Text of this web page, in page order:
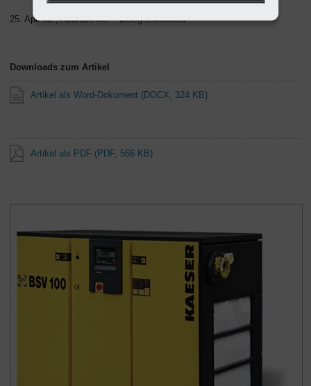
25. Apr. 02 , Abdruck frei – Beleg erwünscht
Downloads zum Artikel
Artikel als Word-Dokument (DOCX, 324 KB)
Artikel als PDF (PDF, 566 KB)